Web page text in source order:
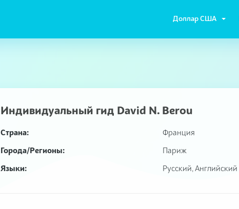
Доллар США
Индивидуальный гид David N. Berou
Страна:
Франция
Города/Регионы:
Париж
Языки:
Русский, Английский